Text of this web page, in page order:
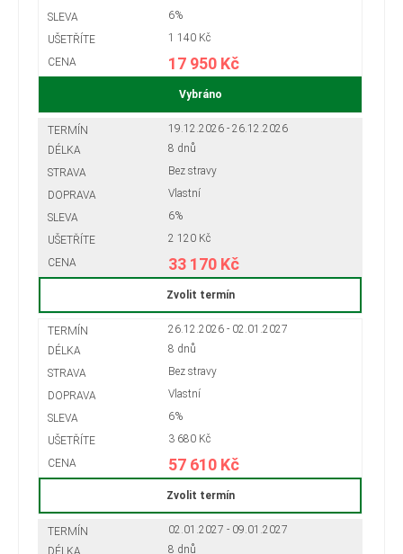
6%
1 140 Kč
17 950 Kč
Vybráno
19.12.2026 - 26.12.2026
8 dnů
Bez stravy
Vlastní
6%
2 120 Kč
33 170 Kč
Zvolit termín
26.12.2026 - 02.01.2027
8 dnů
Bez stravy
Vlastní
6%
3 680 Kč
57 610 Kč
Zvolit termín
02.01.2027 - 09.01.2027
8 dnů